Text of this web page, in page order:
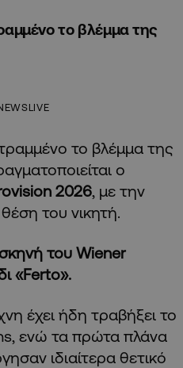
το βλέμμα της
το βλέμμα της
ο
2026, με την
του νικητή.
του Wiener
«Ferto».
έχει ήδη τραβήξει το
ενώ τα πρώτα πλάνα
ιδιαίτερα θετικό